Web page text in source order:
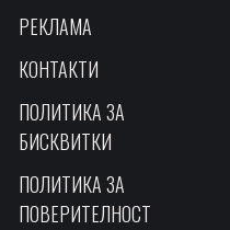
РЕКЛАМА
КОНТАКТИ
ПОЛИТИКА ЗА
БИСКВИТКИ
ПОЛИТИКА ЗА
ПОВЕРИТЕЛНОСТ